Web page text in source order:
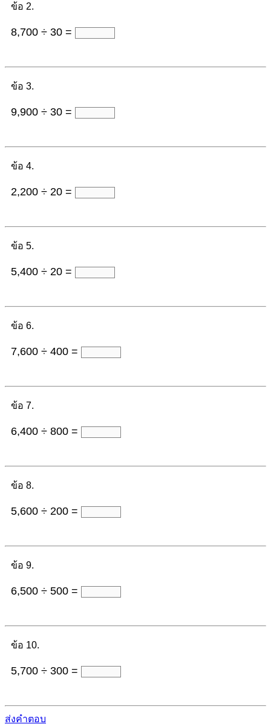
ข้อ 2.
8,700 ÷ 30 =
ข้อ 3.
9,900 ÷ 30 =
ข้อ 4.
2,200 ÷ 20 =
ข้อ 5.
5,400 ÷ 20 =
ข้อ 6.
7,600 ÷ 400 =
ข้อ 7.
6,400 ÷ 800 =
ข้อ 8.
5,600 ÷ 200 =
ข้อ 9.
6,500 ÷ 500 =
ข้อ 10.
5,700 ÷ 300 =
ส่งคำตอบ